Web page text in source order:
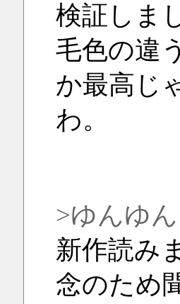
検証しま
毛色の違
か最高じ
わ。
>ゆんゆ
新作読み
念のため